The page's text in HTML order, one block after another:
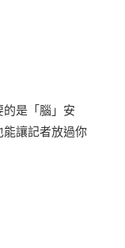
是「腦」安
能讓記者放過你